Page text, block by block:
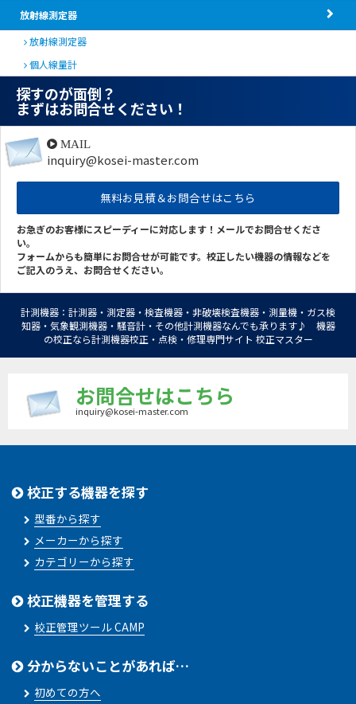
放射線測定器
放射線測定器
個人線量計
探すのが面倒？
まずはお問合せください！
MAIL
inquiry@kosei-master.com
無料お見積＆お問合せはこちら
お急ぎのお客様にスピーディーに対応します！メールでお問合せくださ
い。
フォームからも簡単にお問合せが可能です。校正したい機器の情報などを
ご記入のうえ、お問合せください。
計測機器：計測器・測定器・検査機器・非破壊検査機器・測量機・ガス検
知器・気象観測機器・騒音計・その他計測機器なんでも承ります♪ 機器
の校正なら計測機器校正・点検・修理専門サイト 校正マスター
お問合せはこちら
inquiry@kosei-master.com
校正する機器を探す
型番から探す
メーカーから探す
カテゴリーから探す
校正機器を管理する
校正管理ツール CAMP
分からないことがあれば…
初めての方へ